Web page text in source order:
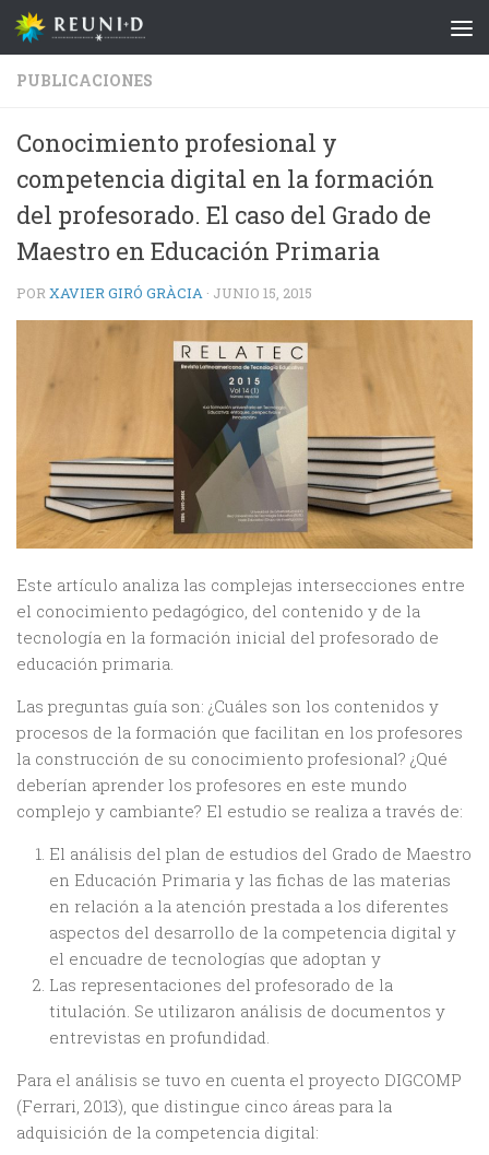
Saltar al contenido
PUBLICACIONES
Conocimiento profesional y
competencia digital en la formación
del profesorado. El caso del Grado de
Maestro en Educación Primaria
PORXAVIER GIRÓ GRÀCIA · JUNIO 15, 2015
Este artículo analiza las complejas intersecciones entre
el conocimiento pedagógico, del contenido y de la
tecnología en la formación inicial del profesorado de
educación primaria.
Las preguntas guía son: ¿Cuáles son los contenidos y
procesos de la formación que facilitan en los profesores
la construcción de su conocimiento profesional? ¿Qué
deberían aprender los profesores en este mundo
complejo y cambiante? El estudio se realiza a través de:
El análisis del plan de estudios del Grado de Maestro
en Educación Primaria y las fichas de las materias
en relación a la atención prestada a los diferentes
aspectos del desarrollo de la competencia digital y
el encuadre de tecnologías que adoptan y
Las representaciones del profesorado de la
titulación. Se utilizaron análisis de documentos y
entrevistas en profundidad.
Para el análisis se tuvo en cuenta el proyecto DIGCOMP
(Ferrari, 2013), que distingue cinco áreas para la
adquisición de la competencia digital: